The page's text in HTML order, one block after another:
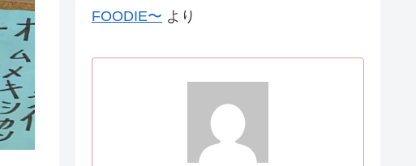
FOODIE〜 より